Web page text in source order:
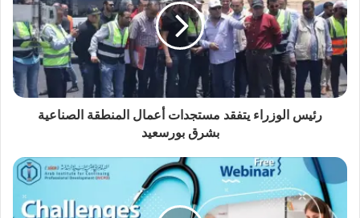
رئيس الوزراء يتفقد مستجدات أعمال المنطقة الصناعية
بشرق بورسعيد